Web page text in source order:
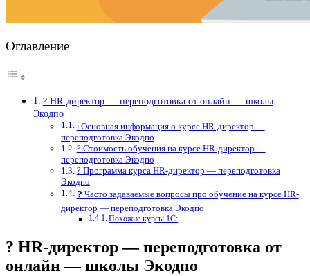
Оглавление
? HR-директор — переподготовка от онлайн — школы
Экодпо
ℹ️ Основная информация о курсе HR-директор —
переподготовка Экодпо
? Стоимость обучения на курсе HR-директор —
переподготовка Экодпо
? Программа курса HR-директор — переподготовка
Экодпо
❓ Часто задаваемые вопросы про обучение на курсе HR-
директор — переподготовка Экодпо
Похожие курсы 1С:
? HR-директор — переподготовка от
онлайн — школы Экодпо